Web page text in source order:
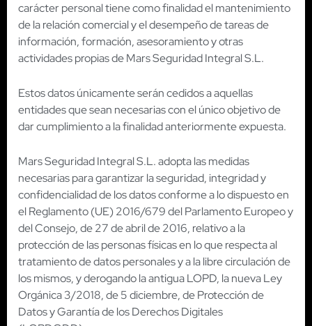
carácter personal tiene como finalidad el mantenimiento
de la relación comercial y el desempeño de tareas de
información, formación, asesoramiento y otras
actividades propias de Mars Seguridad Integral S.L.
Estos datos únicamente serán cedidos a aquellas
entidades que sean necesarias con el único objetivo de
dar cumplimiento a la finalidad anteriormente expuesta.
Mars Seguridad Integral S.L. adopta las medidas
necesarias para garantizar la seguridad, integridad y
confidencialidad de los datos conforme a lo dispuesto en
el Reglamento (UE) 2016/679 del Parlamento Europeo y
del Consejo, de 27 de abril de 2016, relativo a la
protección de las personas físicas en lo que respecta al
tratamiento de datos personales y a la libre circulación de
los mismos, y derogando la antigua LOPD, la nueva Ley
Orgánica 3/2018, de 5 diciembre, de Protección de
Datos y Garantía de los Derechos Digitales